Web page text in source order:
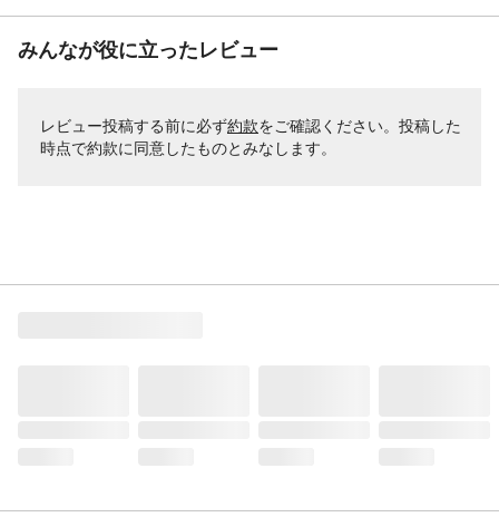
みんなが役に立ったレビュー
レビュー投稿する前に必ず約款をご確認ください。投稿した
時点で約款に同意したものとみなします。